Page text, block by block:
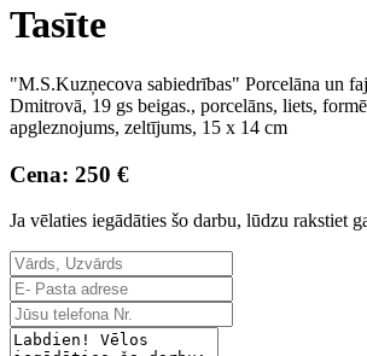
Tasīte
"M.S.Kuzņecova sabiedrības" Porcelāna un
Dmitrovā, 19 gs beigas., porcelāns, liets,
apgleznojums, zeltījums, 15 x 14 cm
Cena: 250 €
Ja vēlaties iegādāties šo darbu, lūdzu rakstiet